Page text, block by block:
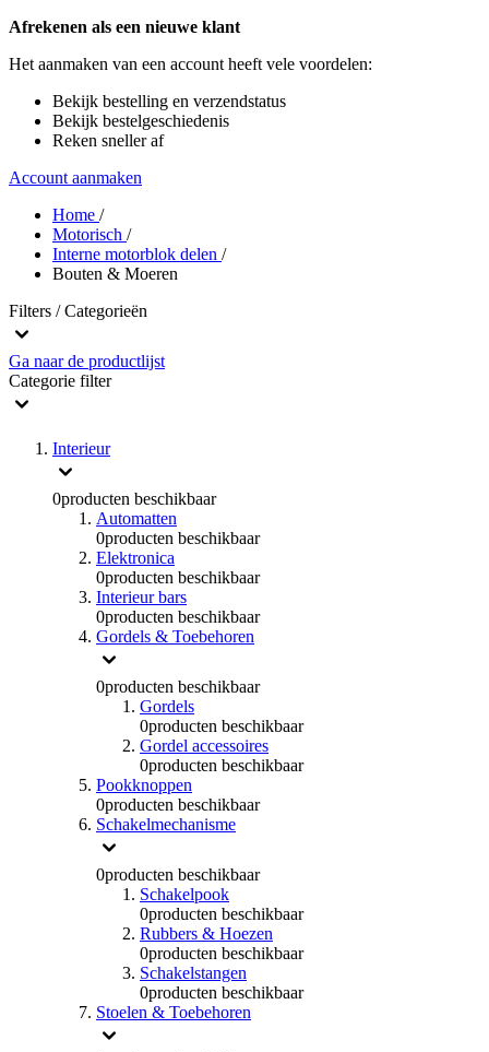
Afrekenen als een nieuwe klant
Het aanmaken van een account heeft vele voordelen:
Bekijk bestelling en verzendstatus
Bekijk bestelgeschiedenis
Reken sneller af
Account aanmaken
Home /
Motorisch /
Interne motorblok delen /
Bouten & Moeren
Filters / Categorieën
Ga naar de productlijst
Categorie filter
Interieur
0producten beschikbaar
Automatten
0producten beschikbaar
Elektronica
0producten beschikbaar
Interieur bars
0producten beschikbaar
Gordels & Toebehoren
0producten beschikbaar
Gordels
0producten beschikbaar
Gordel accessoires
0producten beschikbaar
Pookknoppen
0producten beschikbaar
Schakelmechanisme
0producten beschikbaar
Schakelpook
0producten beschikbaar
Rubbers & Hoezen
0producten beschikbaar
Schakelstangen
0producten beschikbaar
Stoelen & Toebehoren